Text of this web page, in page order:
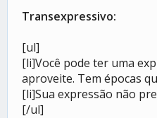
Transexpressivo:
[ul]
[li]Você pode ter uma
aproveite. Tem épocas
[li]Sua expressão não
[/ul]